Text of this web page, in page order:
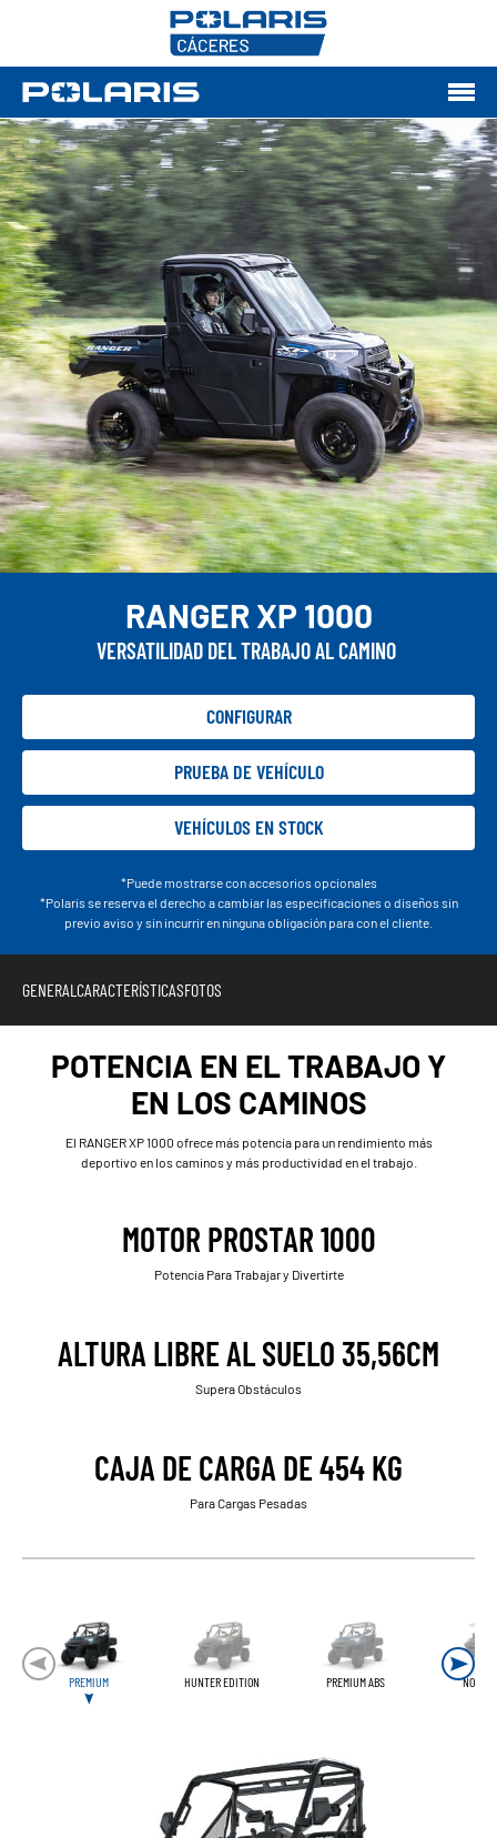
RANGER XP 1000
VERSATILIDAD DEL TRABAJO AL CAMINO
CONFIGURAR
PRUEBA DE VEHÍCULO
VEHÍCULOS EN STOCK
*Puede mostrarse con accesorios opcionales
*Polaris se reserva el derecho a cambiar las especificaciones o diseños sin
previo aviso y sin incurrir en ninguna obligación para con el cliente.
GENERALCARACTERÍSTICASFOTOS
POTENCIA EN EL TRABAJO Y
EN LOS CAMINOS
El RANGER XP 1000 ofrece más potencia para un rendimiento más
deportivo en los caminos y más productividad en el trabajo.
MOTOR PROSTAR 1000
Potencia Para Trabajar y Divertirte
ALTURA LIBRE AL SUELO 35,56CM
Supera Obstáculos
CAJA DE CARGA DE 454 KG
Para Cargas Pesadas
PREMIUM HUNTER EDITION PREMIUM ABS NORDIC